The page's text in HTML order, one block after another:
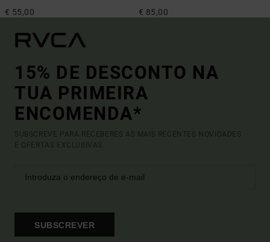
€ 55,00 € 85,00
15% DE DESCONTO NA
TUA PRIMEIRA
ENCOMENDA*
SUBSCREVE PARA RECEBERES AS MAIS RECENTES NOVIDADES
E OFERTAS EXCLUSIVAS.
SUBSCREVER